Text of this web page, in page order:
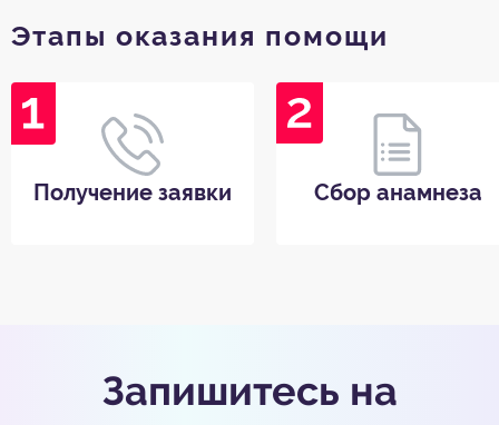
Этапы оказания помощи
Получение заявки Сбор анамнеза
Запишитесь на